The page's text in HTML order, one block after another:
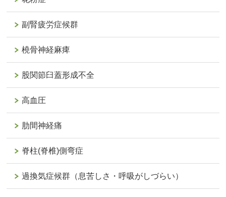
副腎疲労症候群
橈骨神経麻痺
股関節臼蓋形成不全
高血圧
肋間神経痛
脊柱(脊椎)側弯症
過換気症候群（息苦しさ・呼吸がしづらい）